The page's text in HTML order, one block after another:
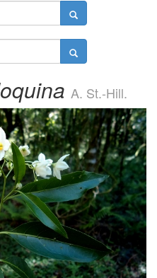
A. St.-Hill.